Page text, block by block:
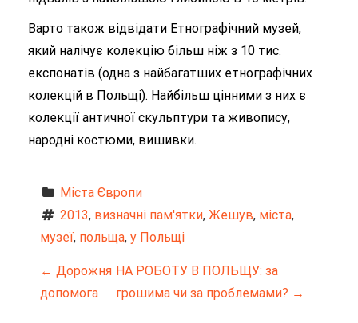
Варто також відвідати Етнографічний музей,
який налічує колекцію більш ніж з 10 тис.
експонатів (одна з найбагатших етнографічних
колекцій в Польщі). Найбільш цінними з них є
колекції античної скульптури та живопису,
народні костюми, вишивки.
Міста Європи
2013, визначні пам'ятки, Жешув, міста,
музеї, польща, у Польщі
Н
а
← Дорожня
допомога
НА РОБОТУ В ПОЛЬЩУ: за
грошима чи за проблемами? →